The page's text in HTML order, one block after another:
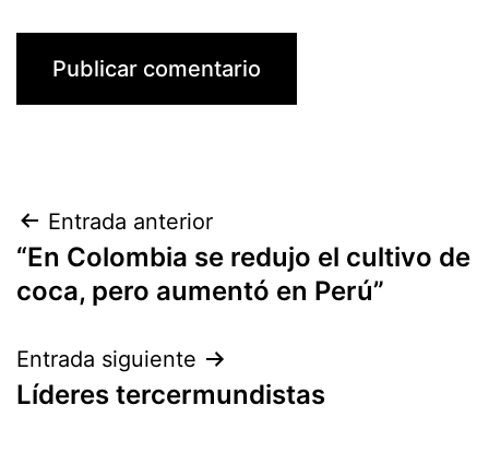
Navegación
de
Entrada anterior
“En Colombia se redujo el cultivo de
coca, pero aumentó en Perú”
Entrada siguiente
Líderes tercermundistas